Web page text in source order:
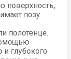
поверхность,
позу
полотенце.
и глубокого